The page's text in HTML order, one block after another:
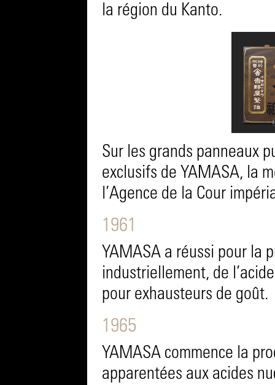
la région du Kanto.
Sur les grands panneaux
exclusifs de YAMASA, la
l’Agence de la Cour
1961
YAMASA a réussi pour la
industriellement, de
pour exhausteurs de goût.
1965
YAMASA commence la
apparentées aux acides